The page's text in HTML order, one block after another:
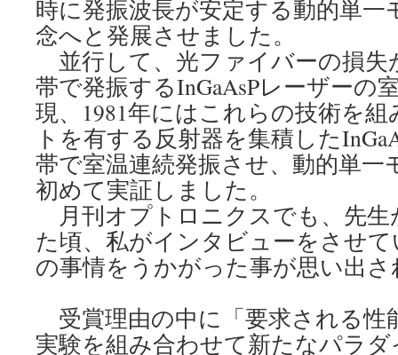
時に発振波長が安定する動的単一
念へと発展させました。
並行して、光ファイバーの損失
帯で発振するInGaAsPレーザーの
現、1981年にはこれらの技術を
トを有する反射器を集積した
帯で室温連続発振させ、動的単一
初めて実証しました。
月刊オプトロニクスでも、先生
た頃、私がインタビューをさせ
の事情をうかがった事が思い出
受賞理由の中に「要求される性
実験を組み合わせて新たなパラ